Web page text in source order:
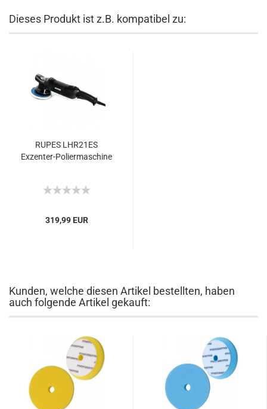
Dieses Produkt ist z.B. kompatibel zu:
RUPES LHR21ES
Exzenter-Poliermaschine
319,99 EUR
Kunden, welche diesen Artikel bestellten, haben
auch folgende Artikel gekauft: